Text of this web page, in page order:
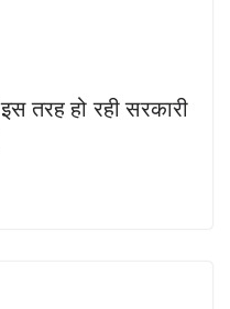
तरह हो रही सरकारी